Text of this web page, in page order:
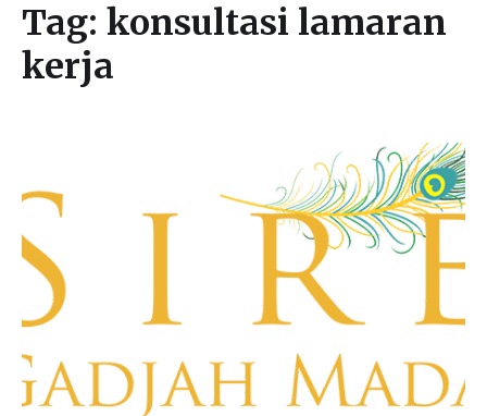
Tag: konsultasi lamaran
kerja